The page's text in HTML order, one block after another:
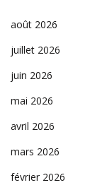
août 2026
juillet 2026
juin 2026
mai 2026
avril 2026
mars 2026
février 2026